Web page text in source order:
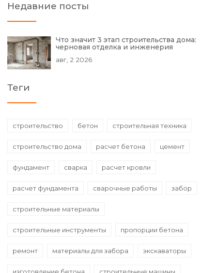
Недавние посты
Что значит 3 этап строительства дома:
черновая отделка и инженерия
авг, 2 2026
Теги
строительство бетон строительная техника
строительство дома расчет бетона цемент
фундамент сварка расчет кровли
расчет фундамента сварочные работы забор
строительные материалы
строительные инструменты пропорции бетона
ремонт материалы для забора экскаваторы